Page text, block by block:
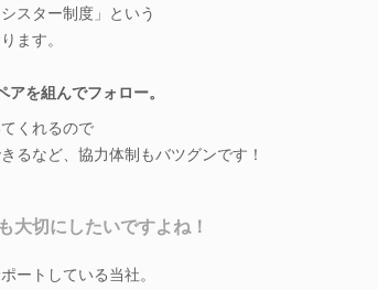
スター制度」という
ます。
を組んでフォロー。
くれるので
るなど、協力体制もバツグンです！
大切にしたいですよね！
ートしている当社。